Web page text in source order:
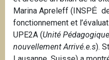
Marina Apreleff (INSPÉ
fonctionnement et
UPE2A (Unité
nouvellement Arrivé.e.s).